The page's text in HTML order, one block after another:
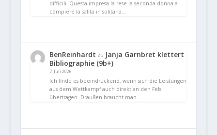
difficili. Questa impresa la rese la seconda donna a
compiere la salita in solitaria…
BenReinhardt zu Janja Garnbret klettert
Bibliographie (9b+)
7. Juli 2026
Ich finde es beeindruckend, wenn sich die Leistungen
aus dem Wettkampf auch direkt an den Fels
übertragen. Draußen braucht man…